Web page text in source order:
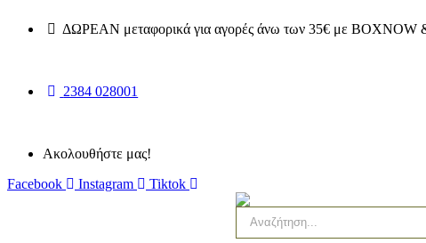
ΔΩΡΕΑΝ μεταφορικά για αγορές άνω των 35€ με
2384 028001
Ακολουθήστε μας!
Facebook
Instagram Tiktok